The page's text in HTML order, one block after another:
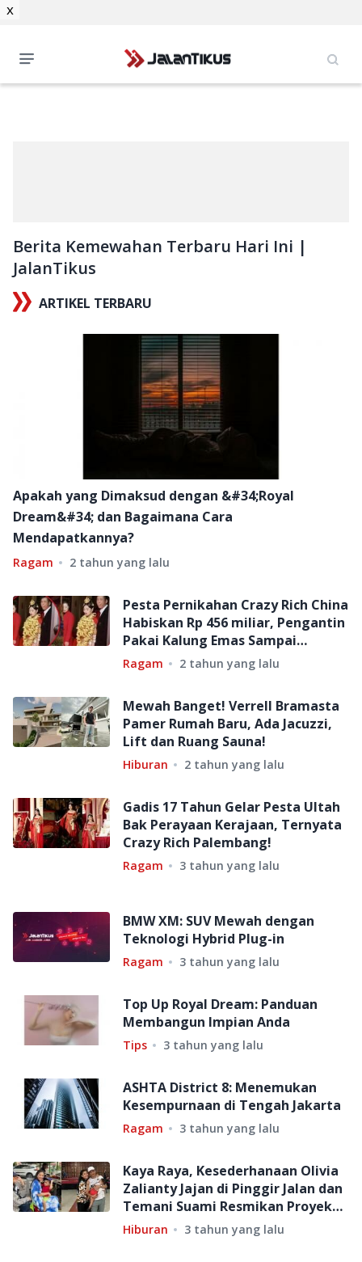
Berita Kemewahan Terbaru Hari Ini |
JalanTikus
ARTIKEL TERBARU
Apakah yang Dimaksud dengan &#34;Royal
Dream&#34; dan Bagaimana Cara
Mendapatkannya?
Ragam 2 tahun yang lalu
Pesta Pernikahan Crazy Rich China
Habiskan Rp 456 miliar, Pengantin
Pakai Kalung Emas Sampai
Terbungkuk-bungkuk
Ragam 2 tahun yang lalu
Mewah Banget! Verrell Bramasta
Pamer Rumah Baru, Ada Jacuzzi,
Lift dan Ruang Sauna!
Hiburan 2 tahun yang lalu
Gadis 17 Tahun Gelar Pesta Ultah
Bak Perayaan Kerajaan, Ternyata
Crazy Rich Palembang!
Ragam 3 tahun yang lalu
BMW XM: SUV Mewah dengan
Teknologi Hybrid Plug-in
Ragam 3 tahun yang lalu
Top Up Royal Dream: Panduan
Membangun Impian Anda
Tips 3 tahun yang lalu
ASHTA District 8: Menemukan
Kesempurnaan di Tengah Jakarta
Ragam 3 tahun yang lalu
Kaya Raya, Kesederhanaan Olivia
Zalianty Jajan di Pinggir Jalan dan
Temani Suami Resmikan Proyek
Banjir Pujian
Hiburan 3 tahun yang lalu
x